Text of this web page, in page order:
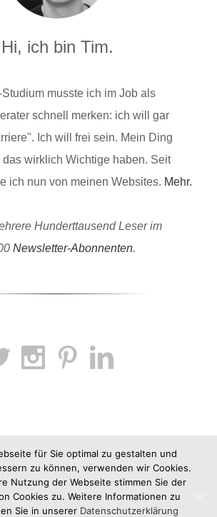
Hi, ich bin Tim.
musste ich im Job als
schnell merken: ich will gar
Ich will frei sein. Mein Ding
das wirklich Wichtige haben. Seit
ich nun von meinen Websites. Mehr.
Hunderttausend Leser im
Newsletter-Abonnenten.
für Sie optimal zu gestalten und
zu können, verwenden wir Cookies.
Nutzung der Webseite stimmen Sie der
Cookies zu. Weitere Informationen zu
Sie in unserer Datenschutzerklärung